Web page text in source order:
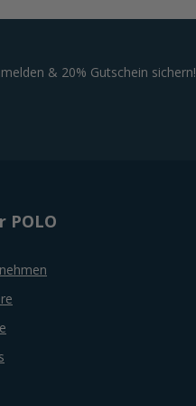
& 20% Gutschein sichern!
POLO